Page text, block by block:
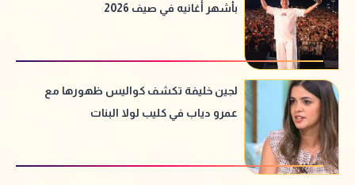
بأشهر أغانيه في صيف 2026
لجين خليفة تكشف كواليس ظهورها مع
عمرو دياب في كليب لولا البنات